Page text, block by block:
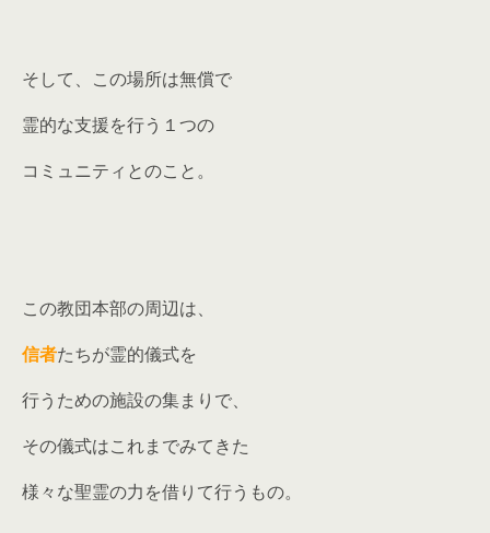
そして、この場所は無償で
霊的な支援を行う１つの
コミュニティとのこと。
この教団本部の周辺は、
信者たちが霊的儀式を
行うための施設の集まりで、
その儀式はこれまでみてきた
様々な聖霊の力を借りて行うもの。